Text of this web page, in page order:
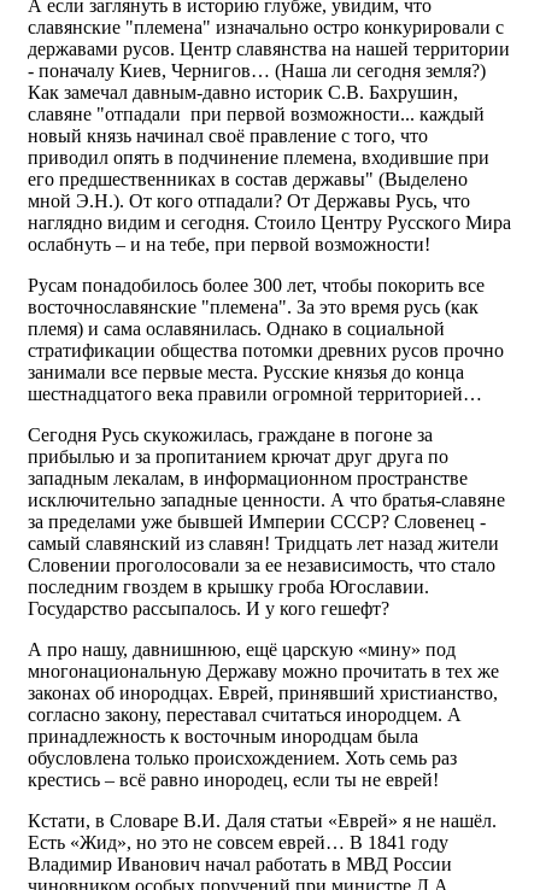
А если заглянуть в историю глубже, увидим, что
славянские "племена" изначально остро конкурировали с
державами русов. Центр славянства на нашей территории
- поначалу Киев, Чернигов… (Наша ли сегодня земля?)
Как замечал давным-давно историк С.В. Бахрушин,
славяне "отпадали при первой возможности... каждый
новый князь начинал своё правление с того, что
приводил опять в подчинение племена, входившие при
его предшественниках в состав державы" (Выделено
мной Э.Н.). От кого отпадали? От Державы Русь, что
наглядно видим и сегодня. Стоило Центру Русского Мира
ослабнуть – и на тебе, при первой возможности!
Русам понадобилось более 300 лет, чтобы покорить все
восточнославянские "племена". За это время русь (как
племя) и сама ославянилась. Однако в социальной
стратификации общества потомки древних русов прочно
занимали все первые места. Русские князья до конца
шестнадцатого века правили огромной территорией…
Сегодня Русь скукожилась, граждане в погоне за
прибылью и за пропитанием крючат друг друга по
западным лекалам, в информационном пространстве
исключительно западные ценности. А что братья-славяне
за пределами уже бывшей Империи СССР? Словенец -
самый славянский из славян! Тридцать лет назад жители
Словении проголосовали за ее независимость, что стало
последним гвоздем в крышку гроба Югославии.
Государство рассыпалось. И у кого гешефт?
А про нашу, давнишнюю, ещё царскую «мину» под
многонациональную Державу можно прочитать в тех же
законах об инородцах. Еврей, принявший христианство,
согласно закону, переставал считаться инородцем. А
принадлежность к восточным инородцам была
обусловлена только происхождением. Хоть семь раз
крестись – всё равно инородец, если ты не еврей!
Кстати, в Словаре В.И. Даля статьи «Еврей» я не нашёл.
Есть «Жид», но это не совсем еврей… В 1841 году
Владимир Иванович начал работать в МВД России
чиновником особых поручений при министре Л.А.